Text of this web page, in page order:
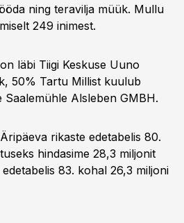
ning teravilja müük. Mullu
249 inimest.
läbi Tiigi Keskuse Uuno
50% Tartu Millist kuulub
Saalemühle Alsleben GMBH.
rikaste edetabelis 80.
hindasime 28,3 miljonit
83. kohal 26,3 miljoni